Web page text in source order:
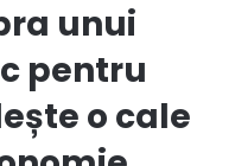
unui
pentru
o cale